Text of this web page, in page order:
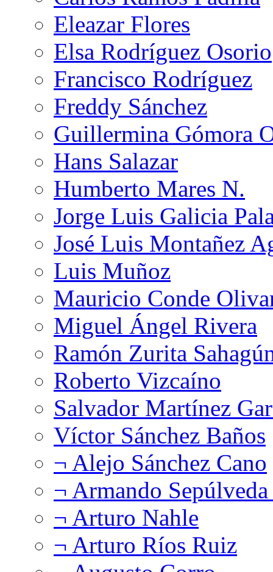
Eleazar Flores
Elsa Rodríguez Osorio
Francisco Rodríguez
Freddy Sánchez
Guillermina Gómora
Hans Salazar
Humberto Mares N.
Jorge Luis Galicia
José Luis Montañez
Luis Muñoz
Mauricio Conde
Miguel Ángel Rivera
Ramón Zurita
Roberto Vizcaíno
Salvador Martínez
Víctor Sánchez Baños
¬ Alejo Sánchez Cano
¬ Armando
¬ Arturo Nahle
¬ Arturo Ríos Ruiz